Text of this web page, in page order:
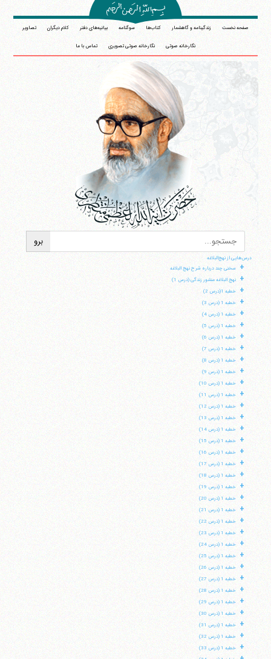
صفحه نخست زندگینامه و گاهشمار کتاب‌ها سوگنامه بیانیه‌های دفتر کلام دیگران تصاویر
نگارخانه صوتی نگارخانه صوتی تصویری تماس با ما
درس‌هایی از نهج‌البلاغه
+ سخنی چند درباره شرح نهج البلاغه
+ نهج البلاغه منشور زندگی (درس 1)
+ خطبه 1(درس 2)
+ خطبه 1 (درس 3)
+ خطبه 1 (درس 4)
+ خطبه 1 (درس 5)
+ خطبه 1 (درس 6)
+ خطبه 1 (درس 7)
+ خطبه 1 (درس 8)
+ خطبه 1 (درس 9)
+ خطبه 1 (درس 10)
+ خطبه 1 (درس 11)
+ خطبه 1 (درس 12)
+ خطبه 1 (درس 13)
+ خطبه 1 (درس 14)
+ خطبه 1 (درس 15)
+ خطبه 1 (درس 16)
+ خطبه 1 (درس 17)
+ خطبه 1 (درس 18)
+ خطبه 1 (درس 19)
+ خطبه 1 (درس 20)
+ خطبه 1 (درس 21)
+ خطبه 1 (درس 22)
+ خطبه 1 (درس 23)
+ خطبه 1 (درس 24)
+ خطبه 1 (درس 25)
+ خطبه 1 (درس 26)
+ خطبه 1 (درس 27)
+ خطبه 1 (درس 28)
+ خطبه 1 (درس 29)
+ خطبه 1 (درس 30)
+ خطبه 1 (درس 31)
+ خطبه 1 (درس 32)
+ خطبه 1 (درس 33)